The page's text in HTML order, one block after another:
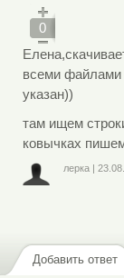
0
всеми файлами
указан))
там ищем
ковычках
лерка|
Добавить ответ